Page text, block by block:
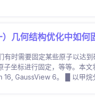
几何结构优化中如何
有时需要固定某些原子以达
坐标进行固定，等等。本
16, GaussView 6。 █ 以甲烷